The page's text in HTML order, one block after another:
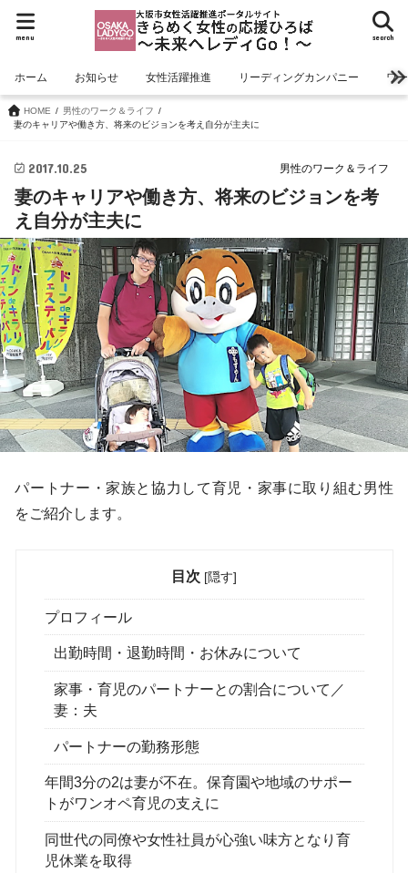
search
menu
ホーム お知らせ 女性活躍推進 リーディングカンパニー ワ
HOME
男性のワーク＆ライフ
妻のキャリアや働き方、将来のビジョンを考え自分が主夫に
男性のワーク＆ライフ
2017.10.25
妻のキャリアや働き方、将来のビジョンを考
え自分が主夫に
パートナー・家族と協力して育児・家事に取り組む男性
をご紹介します。
目次 [隠す]
プロフィール
出勤時間・退勤時間・お休みについて
家事・育児のパートナーとの割合について／
妻：夫
パートナーの勤務形態
年間3分の2は妻が不在。保育園や地域のサポー
トがワンオペ育児の支えに
同世代の同僚や女性社員が心強い味方となり育
児休業を取得